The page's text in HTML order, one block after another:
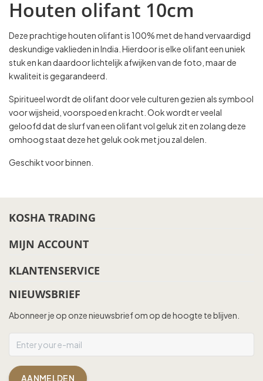
Houten olifant 10cm
Deze prachtige houten olifant is 100% met de hand vervaardigd
deskundige vaklieden in India. Hierdoor is elke olifant een uniek
stuk en kan daardoor lichtelijk afwijken van de foto, maar de
kwaliteit is gegarandeerd.
Spiritueel wordt de olifant door vele culturen gezien als symbool
voor wijsheid, voorspoed en kracht. Ook wordt er veelal
geloofd dat de slurf van een olifant vol geluk zit en zolang deze
omhoog staat deze het geluk ook met jou zal delen.
Geschikt voor binnen.
KOSHA TRADING
MIJN ACCOUNT
KLANTENSERVICE
NIEUWSBRIEF
Abonneer je op onze nieuwsbrief om op de hoogte te blijven.
AANMELDEN